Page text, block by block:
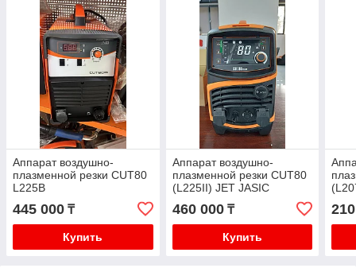
Аппарат воздушно-
плазменной резки CUT80
L225B
445 000 ₸
Купить
Аппарат воздушно-
плазменной резки CUT80
(L225II) JET JASIC
460 000₸
Купить